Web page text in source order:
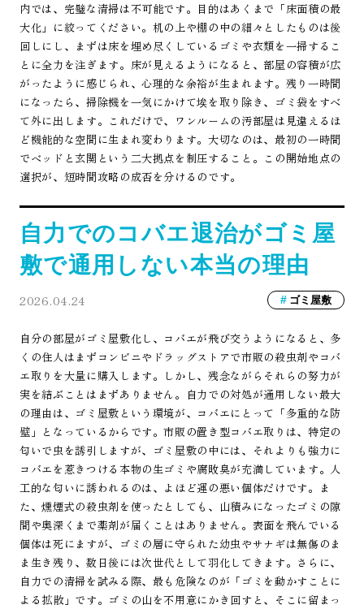
内では、完璧な清掃は不可能です。目的はあくまで「床面積の最
大化」に絞ってください。机の上や棚の中の細々としたものは後
回しにし、まずは床を埋め尽くしているゴミや衣類を一掃するこ
とに全力を注ぎます。床が見えるようになると、部屋の容積が広
がったように感じられ、心理的な余裕が生まれます。残り一時間
になったら、掃除機を一気にかけて埃を取り除き、ゴミ袋をすべ
て外に出します。これだけで、ワンルームの汚部屋は見違えるほ
ど機能的な空間に生まれ変わります。大切なのは、最初の一時間
でベッドと玄関という二大拠点を制圧すること。この開始地点の
選択が、短時間攻略の成否を分けるのです。
自力でのコバエ退治がゴミ屋
敷で通用しない本当の理由
2026.04.24 ゴミ屋敷
自分の部屋がゴミ屋敷化し、コバエが飛び交うようになると、多
くの住人はまずコンビニやドラッグストアで市販の殺虫剤やコバ
エ取りを大量に購入します。しかし、残念ながらそれらの努力が
実を結ぶことはまずありません。自力での対処が通用しない最大
の理由は、ゴミ屋敷という環境が、コバエにとって「多重的な防
壁」となっているからです。市販の置き型コバエ取りは、特定の
匂いで虫を誘引しますが、ゴミ屋敷の中には、それよりも強力に
コバエを惹きつける本物の生ゴミや腐敗臭が充満しています。人
工的な匂いに誘われるのは、よほど運の悪い個体だけです。ま
た、燻煙式の殺虫剤を使ったとしても、山積みになったゴミの隙
間や奥深くまで薬剤が届くことはありません。表面を飛んでいる
個体は死にますが、ゴミの層に守られた幼虫やサナギは無傷のま
ま生き残り、数日後には次世代として羽化してきます。さらに、
自力での清掃を試みる際、最も危険なのが「ゴミを動かすことに
よる拡散」です。ゴミの山を不用意にかき回すと、そこに留まっ